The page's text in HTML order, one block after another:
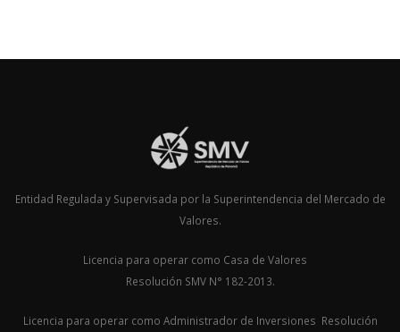
Entidad Regulada y Supervisada por la Superintendencia del Mercado de
Valores.
Licencia para operar como Casa de Valores
Resolución SMV N° 182-2013.
Licencia para operar como Administrador de Inversiones Resolución